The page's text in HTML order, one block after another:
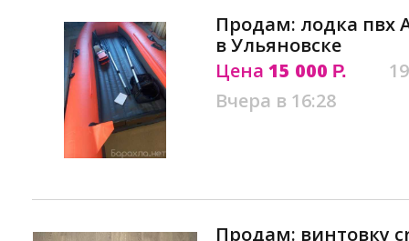
Продам: лодка пвх
в Ульяновске
Цена 15 000 Р.
Вчера в 16:28
Продам: винтовку